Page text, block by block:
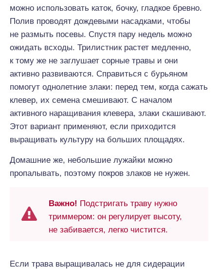
можно использовать каток, бочку, гладкое бревно.
Полив проводят дождевыми насадками, чтобы
не размыть посевы. Спустя пару недель можно
ожидать всходы. Трилистник растет медленно,
к тому же не заглушает сорные травы и они
активно развиваются. Справиться с бурьяном
помогут однолетние злаки: перед тем, когда сажать
клевер, их семена смешивают. С началом
активного наращивания клевера, злаки скашивают.
Этот вариант применяют, если приходится
выращивать культуру на больших площадях.
Домашние же, небольшие лужайки можно
пропалывать, поэтому покров злаков не нужен.
Важно! Подстригать траву нужно
триммером: он регулирует высоту,
не забивается, легко чистится.
Если трава выращивалась не для сидерации